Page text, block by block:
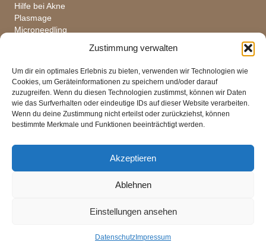
Zustimmung verwalten
Um dir ein optimales Erlebnis zu bieten, verwenden wir Technologien wie
Cookies, um Geräteinformationen zu speichern und/oder darauf
zuzugreifen. Wenn du diesen Technologien zustimmst, können wir Daten
wie das Surfverhalten oder eindeutige IDs auf dieser Website verarbeiten.
Wenn du deine Zustimmung nicht erteilst oder zurückziehst, können
bestimmte Merkmale und Funktionen beeinträchtigt werden.
Akzeptieren
Ablehnen
Einstellungen ansehen
Datenschutz Impressum
Hilfe bei Akne
Plasmage
Microneedling
ÖFFNUNGSZEITEN
Di, Mi, Fr 08 - 18 Uhr
Do 08 - 19 Uhr